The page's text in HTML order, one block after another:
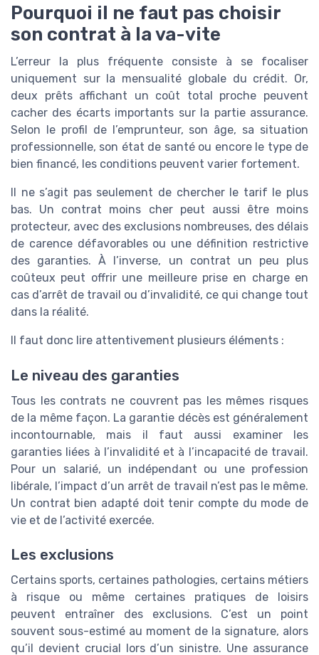
Pourquoi il ne faut pas choisir
son contrat à la va-vite
L’erreur la plus fréquente consiste à se focaliser
uniquement sur la mensualité globale du crédit. Or,
deux prêts affichant un coût total proche peuvent
cacher des écarts importants sur la partie assurance.
Selon le profil de l’emprunteur, son âge, sa situation
professionnelle, son état de santé ou encore le type de
bien financé, les conditions peuvent varier fortement.
Il ne s’agit pas seulement de chercher le tarif le plus
bas. Un contrat moins cher peut aussi être moins
protecteur, avec des exclusions nombreuses, des délais
de carence défavorables ou une définition restrictive
des garanties. À l’inverse, un contrat un peu plus
coûteux peut offrir une meilleure prise en charge en
cas d’arrêt de travail ou d’invalidité, ce qui change tout
dans la réalité.
Il faut donc lire attentivement plusieurs éléments :
Le niveau des garanties
Tous les contrats ne couvrent pas les mêmes risques
de la même façon. La garantie décès est généralement
incontournable, mais il faut aussi examiner les
garanties liées à l’invalidité et à l’incapacité de travail.
Pour un salarié, un indépendant ou une profession
libérale, l’impact d’un arrêt de travail n’est pas le même.
Un contrat bien adapté doit tenir compte du mode de
vie et de l’activité exercée.
Les exclusions
Certains sports, certaines pathologies, certains métiers
à risque ou même certaines pratiques de loisirs
peuvent entraîner des exclusions. C’est un point
souvent sous-estimé au moment de la signature, alors
qu’il devient crucial lors d’un sinistre. Une assurance